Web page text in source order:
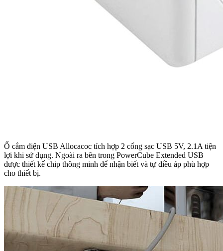
Ổ cắm điện USB Allocacoc tích hợp 2 cổng sạc USB 5V, 2.1A tiện
lợi khi sử dụng. Ngoài ra bên trong PowerCube Extended USB
được thiết kế chip thông minh để nhận biết và tự điều áp phù hợp
cho thiết bị.